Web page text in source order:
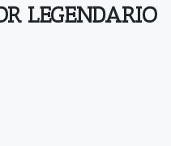
LEGENDARIO